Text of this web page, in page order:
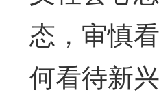
态，审慎
何看待新